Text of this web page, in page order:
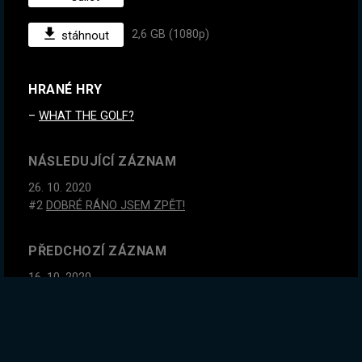
stáhnout 2,6 GB (1080p)
HRANÉ HRY
WHAT THE GOLF?
NÁSLEDUJÍCÍ ZÁZNAM
26. 10. 2020
#2 DOBRÉ RÁNO JSEM ZPĚT!
PŘEDCHOZÍ ZÁZNAM
16. 10. 2020